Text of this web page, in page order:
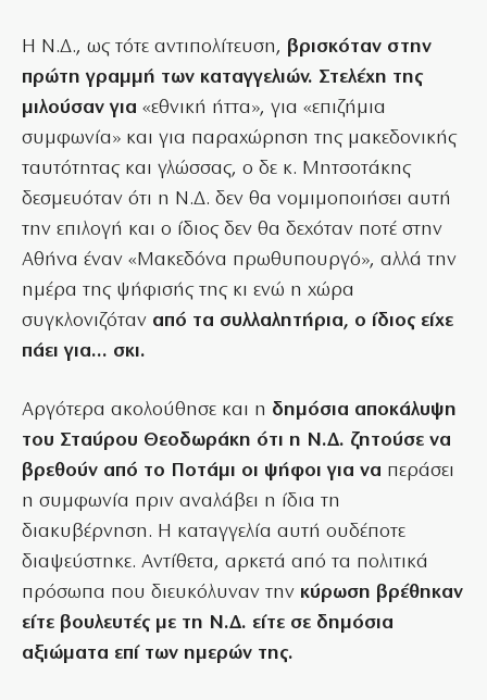
Η Ν.Δ., ως τότε αντιπολίτευση, βρισκόταν στην
πρώτη γραμμή των καταγγελιών. Στελέχη της
μιλούσαν για «εθνική ήττα», για «επιζήμια
συμφωνία» και για παραχώρηση της μακεδονικής
ταυτότητας και γλώσσας, ο δε κ. Μητσοτάκης
δεσμευόταν ότι η Ν.Δ. δεν θα νομιμοποιήσει αυτή
την επιλογή και ο ίδιος δεν θα δεχόταν ποτέ στην
Αθήνα έναν «Μακεδόνα πρωθυπουργό», αλλά την
ημέρα της ψήφισής της κι ενώ η χώρα
συγκλονιζόταν από τα συλλαλητήρια, ο ίδιος είχε
πάει για… σκι.
Αργότερα ακολούθησε και η δημόσια αποκάλυψη
του Σταύρου Θεοδωράκη ότι η Ν.Δ. ζητούσε να
βρεθούν από το Ποτάμι οι ψήφοι για να περάσει
η συμφωνία πριν αναλάβει η ίδια τη
διακυβέρνηση. Η καταγγελία αυτή ουδέποτε
διαψεύστηκε. Αντίθετα, αρκετά από τα πολιτικά
πρόσωπα που διευκόλυναν την κύρωση βρέθηκαν
είτε βουλευτές με τη Ν.Δ. είτε σε δημόσια
αξιώματα επί των ημερών της.